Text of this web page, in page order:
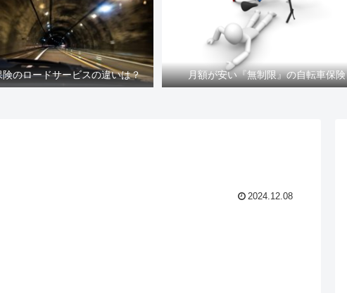
険のロードサービスの違いは？ 月額が安い『無制限』の自転車保険
2024.12.08